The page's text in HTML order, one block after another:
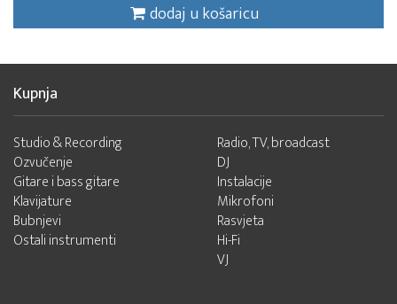
dodaj u košaricu
Kupnja
Studio & Recording
Ozvučenje
Gitare i bass gitare
Klavijature
Bubnjevi
Ostali instrumenti
Radio, TV, broadcast
DJ
Instalacije
Mikrofoni
Rasvjeta
Hi-Fi
VJ